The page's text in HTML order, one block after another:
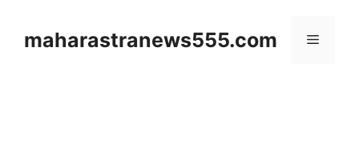
contentmaharastranews555.com Menu